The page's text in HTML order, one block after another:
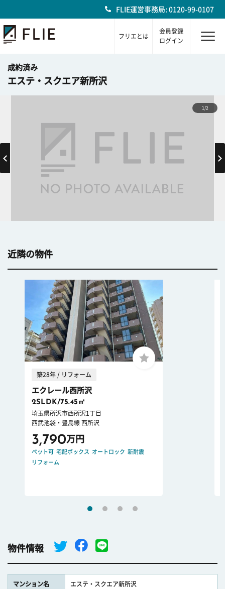
FLIE運営事務局: 0120-99-0107
フリエとは
会員登録
ログイン
成約済み
エステ・スクエア新所沢
1/2
近隣の物件
築28年 / リフォーム
エクレール西所沢
2SLDK/75.45㎡
埼玉県所沢市西所沢1丁目
西武池袋・豊島線 西所沢
3,790万円
ペット可 宅配ボックス オートロック 新耐震
リフォーム
物件情報
マンション名 エステ・スクエア新所沢